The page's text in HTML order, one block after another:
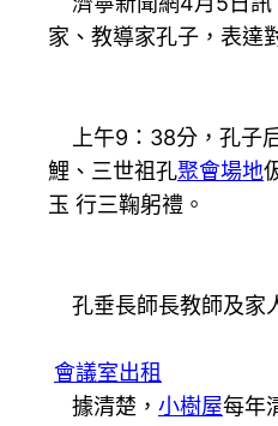
家、教導家孔子，表達
上午9：38分，孔子
鯉、三世祖孔聚會場地
玉 行三鞠躬禮。
孔垂長師長教師及家
會議室出租
據清楚， 小樹屋每年